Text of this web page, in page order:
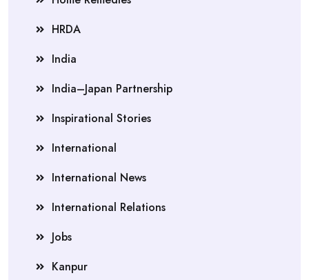
HRDA
India
India–Japan Partnership
Inspirational Stories
International
International News
International Relations
Jobs
Kanpur